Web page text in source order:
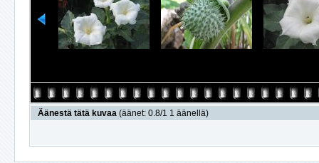
Äänestä tätä kuvaa (äänet: 0.8/1 1 äänellä)